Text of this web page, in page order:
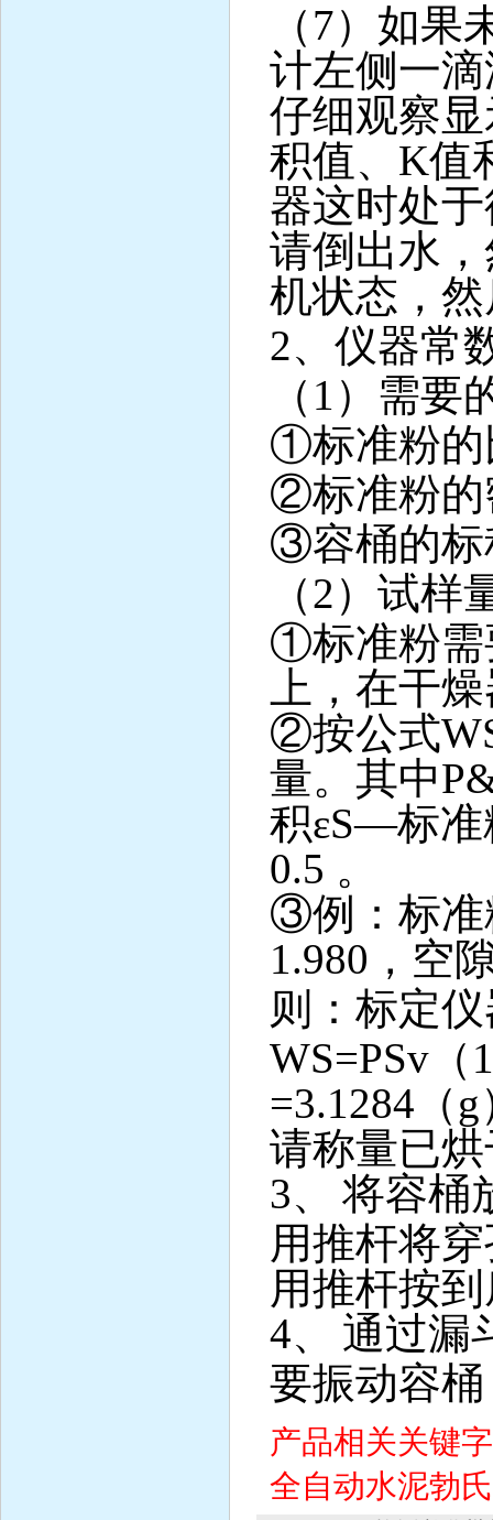
（7）如果
计左侧一
仔细观察
积值、 K值
器这时处
请倒出水
机状态，
2、仪器常
（ 1 ）需要
①标准粉的
②标准粉的
③容桶的标
（2）试样
①标准粉需
上，在干
②按公式
量。其中
积εS—标
0.5 。
③例：标准
1.980 ，空
则：标定
WS=PSv（
=3.1284（
请称量已
3、
将容桶
用推杆将
用推杆按
4、
通过漏
要振动容桶
产品相关关键
全自动水泥勃